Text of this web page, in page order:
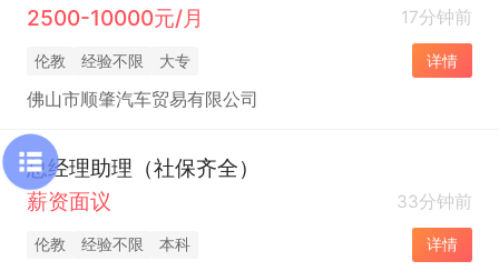
2500-10000元/月
17分钟前
伦教 经验不限 大专 详情
佛山市顺肇汽车贸易有限公司
总经理助理（社保齐全）
薪资面议
33分钟前
伦教 经验不限 本科 详情